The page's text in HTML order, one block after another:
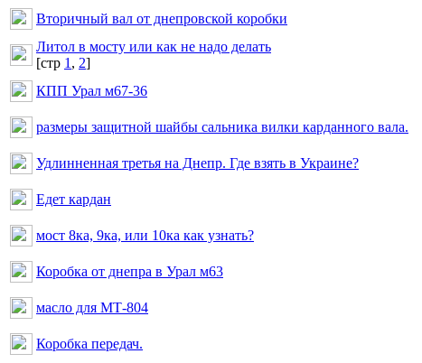
Вторичный вал от днепровской коробки
Литол в мосту или как не надо делать
[cтр 1, 2]
КПП Урал м67-36
размеры защитной шайбы сальника вилки карданного вала.
Удлинненная третья на Днепр. Где взять в Украине?
Едет кардан
мост 8ка, 9ка, или 10ка как узнать?
Коробка от днепра в Урал м63
масло для МТ-804
Коробка передач.